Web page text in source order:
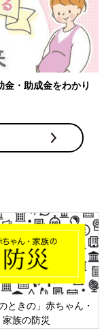
日本外来小児科学会リ
ト検討会